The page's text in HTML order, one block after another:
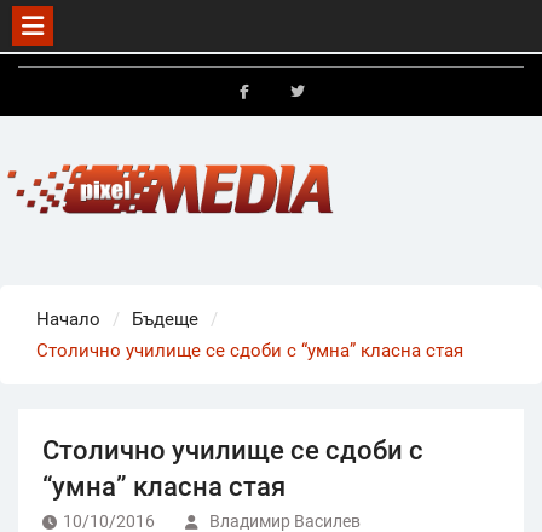
Skip
Начало
Бъдеще
Столично училище се сдоби с “умна” класна стая
Столично училище се сдоби с
“умна” класна стая
10/10/2016 Владимир Василев